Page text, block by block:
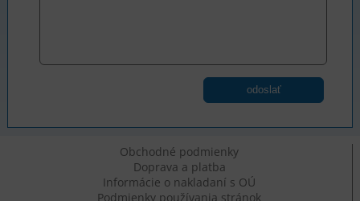
odoslať
Obchodné podmienky
Doprava a platba
Informácie o nakladaní s OÚ
Podmienky používania stránok